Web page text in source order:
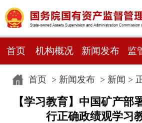
首页 机构概况 新闻发布 监
首页> 新闻发布> 新闻 >
【学习教育】中国矿产部
行正确政绩观学习